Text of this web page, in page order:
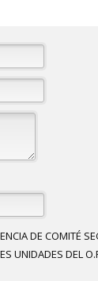
DE COMITÉ
UNIDADES DEL